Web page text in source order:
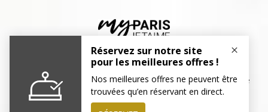
Haut de page
©Paris j'Adore Hotel & Spa| 7 rue Beudant,75017 Paris
+33 1 53 300 300